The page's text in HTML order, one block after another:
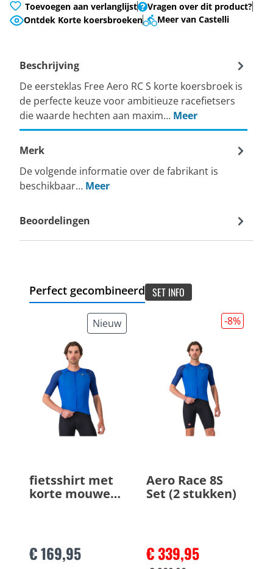
Toevoegen aan verlanglijst
Vragen over dit product?
Ontdek Korte koersbroeken
Meer van Castelli
Perfect gecombineerd SET INFO
Nieuw
fietsshirt met
korte mouwen
€ 169,95
-8%
Aero Race 8S
Set (2 stukken)
€ 339,95
Beschrijving
De eersteklas Free Aero RC S korte koersbroek is
de perfecte keuze voor ambitieuze racefietsers
die waarde hechten aan maxim… Meer
Merk
De volgende informatie over de fabrikant is
beschikbaar… Meer
Beoordelingen